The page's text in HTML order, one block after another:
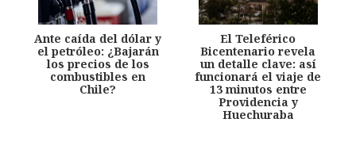
Ante caída del dólar y
el petróleo: ¿Bajarán
los precios de los
combustibles en
Chile?
El Teleférico
Bicentenario revela
un detalle clave: así
funcionará el viaje de
13 minutos entre
Providencia y
Huechuraba